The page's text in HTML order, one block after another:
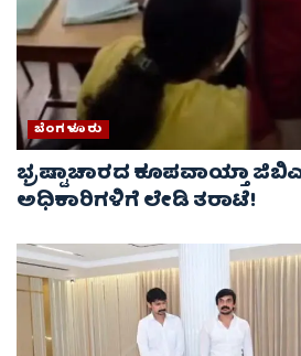
ಬೆಂಗಳೂರು
ಭ್ರಷ್ಟಾಚಾರದ ಕೂಪವಾಯ್ತಾ
ಅಧಿಕಾರಿಗಳಿಗೆ ಲೇಡಿ ತರಾಟೆ!